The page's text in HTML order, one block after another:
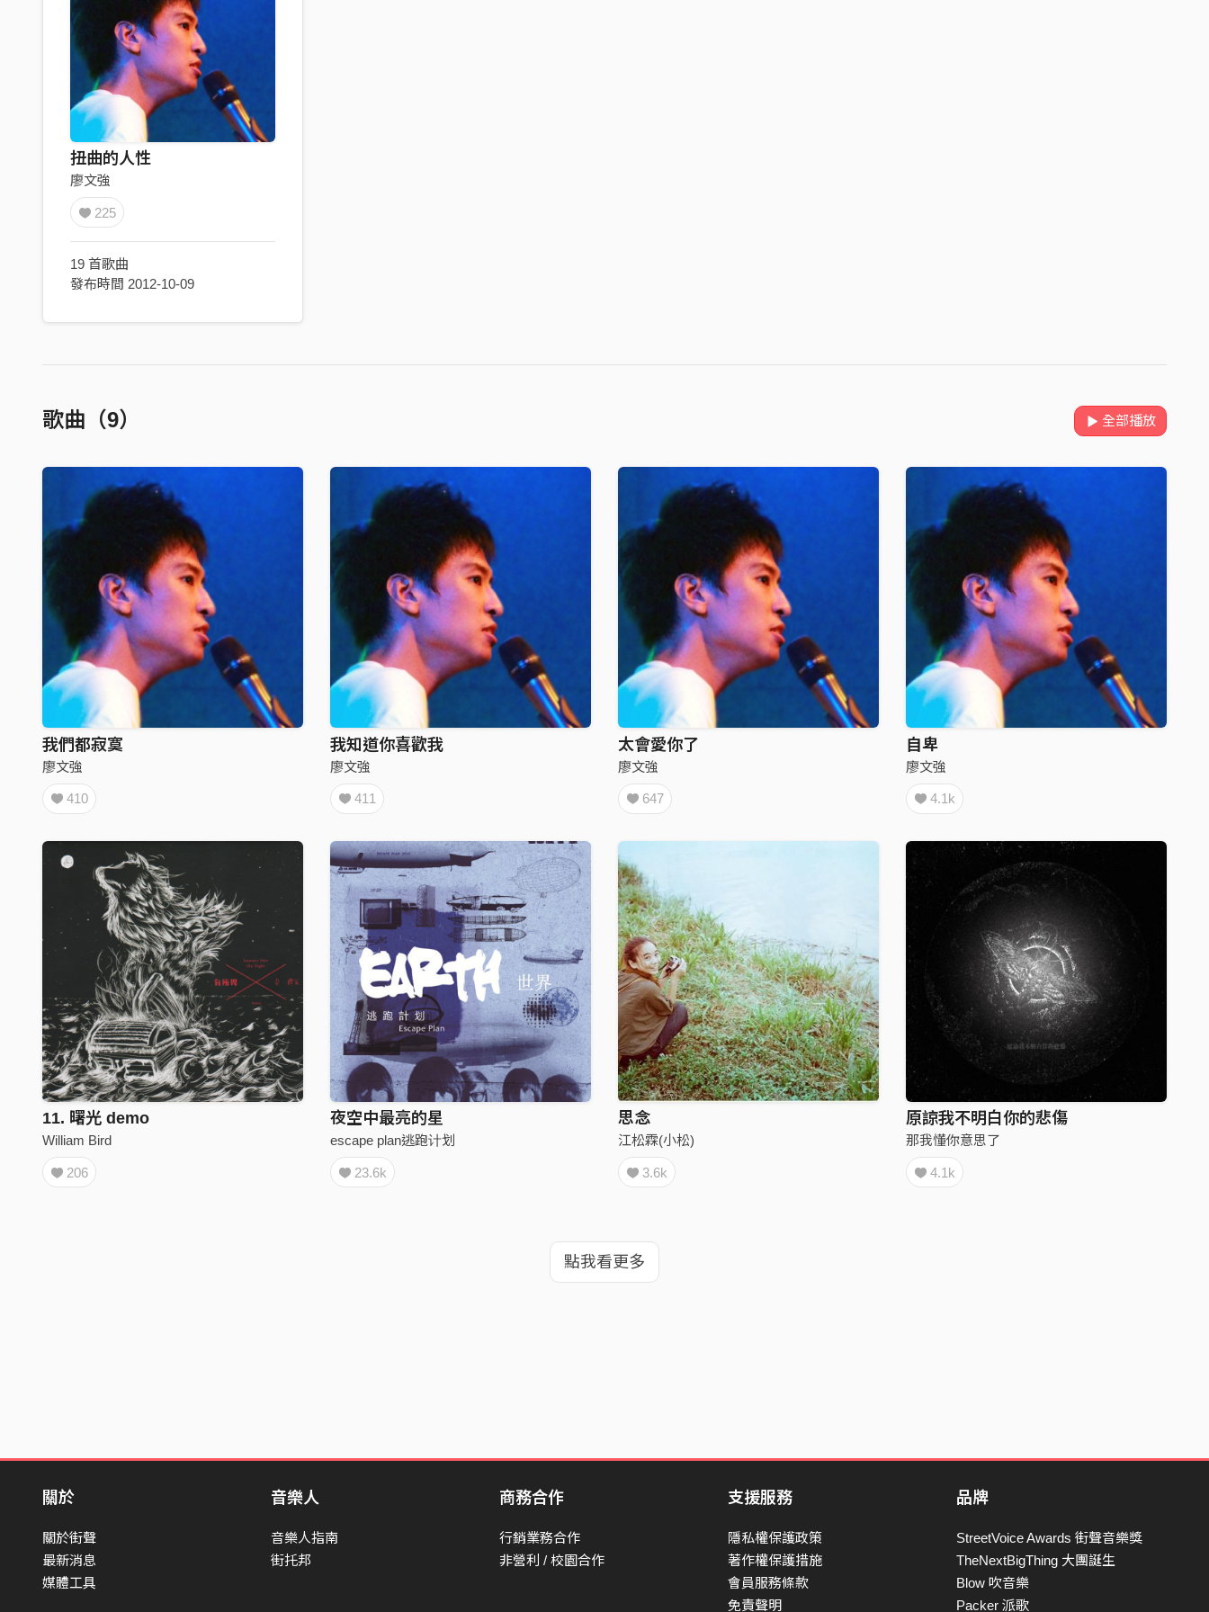
扭曲的人性
廖文強
225
19 首歌曲
發布時間 2012-10-09
歌曲（9） 全部播放
我們都寂寞
廖文強
410
我知道你喜歡我
廖文強
411
太會愛你了
廖文強
647
自卑
廖文強
4.1k
11. 曙光 demo
William Bird
206
夜空中最亮的星
escape plan逃跑计划
23.6k
思念
江松霖(小松)
3.6k
原諒我不明白你的悲傷
那我懂你意思了
4.1k
點我看更多
關於
關於街聲
最新消息
媒體工具
音樂人
音樂人指南
街托邦
商務合作
行銷業務合作
非營利 / 校園合作
支援服務
隱私權保護政策
著作權保護措施
會員服務條款
免責聲明
品牌
StreetVoice Awards 街聲音樂獎
TheNextBigThing 大團誕生
Blow 吹音樂
Packer 派歌